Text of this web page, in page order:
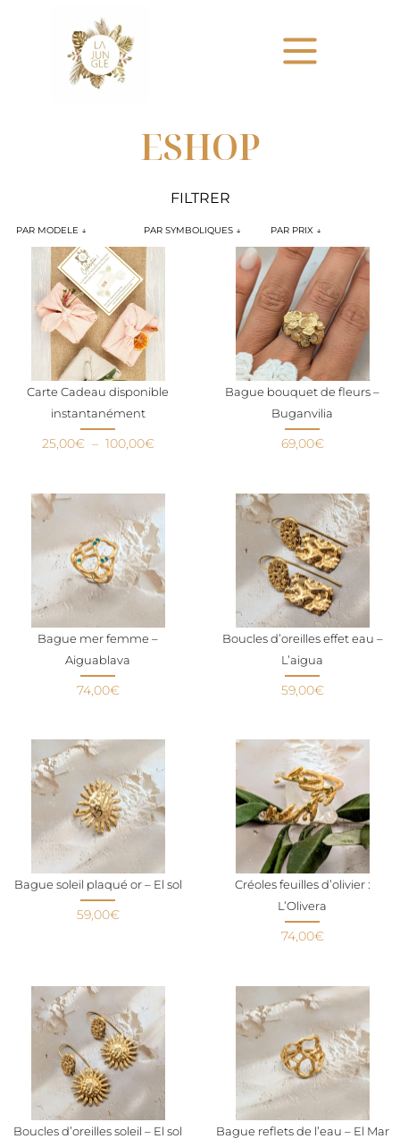
ESHOP
FILTRER
MODELE
Sélectionnez le contenu THEMES
Sélectionnez le contenu PRIX
Sélectionnez le contenu
Carte Cadeau disponible
instantanément
25,00€ – 100,00€
Bague bouquet de fleurs –
Buganvilia
69,00€
Bague mer femme –
Aiguablava
74,00€
Boucles d’oreilles effet eau –
L’aigua
59,00€
Bague soleil plaqué or – El sol
59,00€
Créoles feuilles d’olivier :
L’Olivera
74,00€
Boucles d’oreilles soleil – El sol Bague reflets de l’eau – El Mar